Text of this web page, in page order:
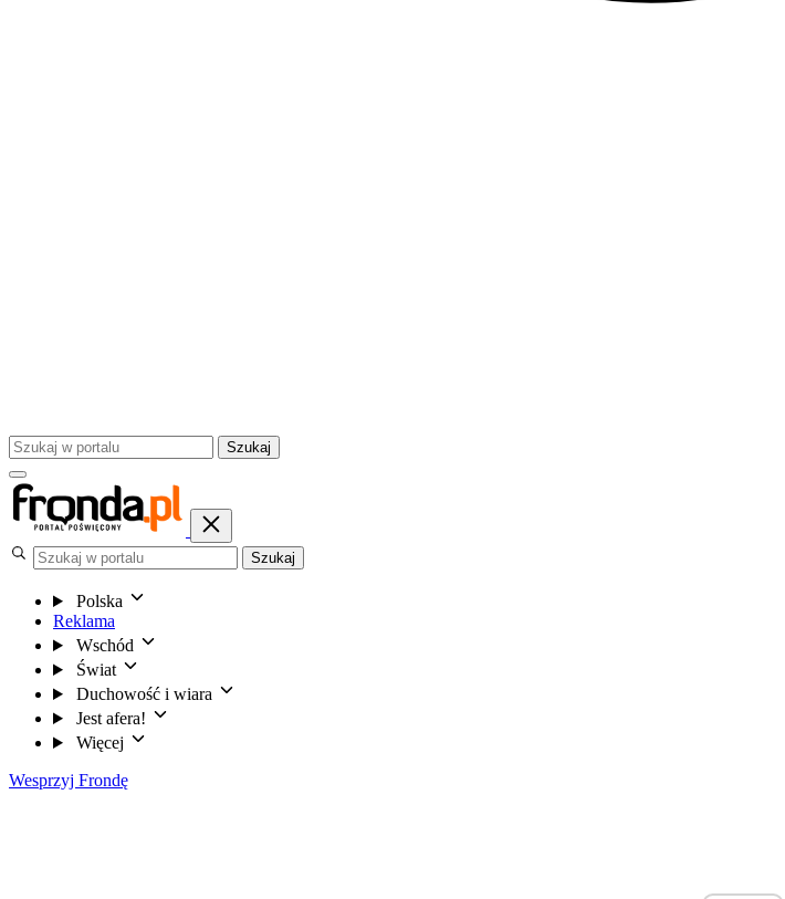
Szukaj
Szukaj
Polska
Reklama
Wschód
Świat
Duchowość i wiara
Jest afera!
Więcej
Wesprzyj Frondę